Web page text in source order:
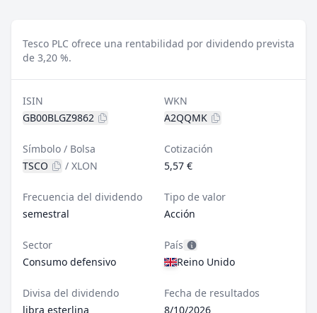
Tesco PLC ofrece una rentabilidad por dividendo prevista
de 3,20 %.
ISIN
GB00BLGZ9862
WKN
A2QQMK
Símbolo / Bolsa
TSCO
/ XLON
Cotización
5,57 €
Frecuencia del dividendo
semestral
Tipo de valor
Acción
Sector
Consumo defensivo
País
Reino Unido
Divisa del dividendo
libra esterlina
Fecha de resultados
8/10/2026